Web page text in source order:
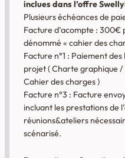
inclues dans l’offre
Plusieurs échéances de
Facture d’acompte : 300€
dénommé « cahier des
Facture n°1 : Paiement
projet ( Charte graphique
Cahier des charges )
Facture n°3 : Facture
incluant les prestations de
réunions&ateliers
scénarisé.